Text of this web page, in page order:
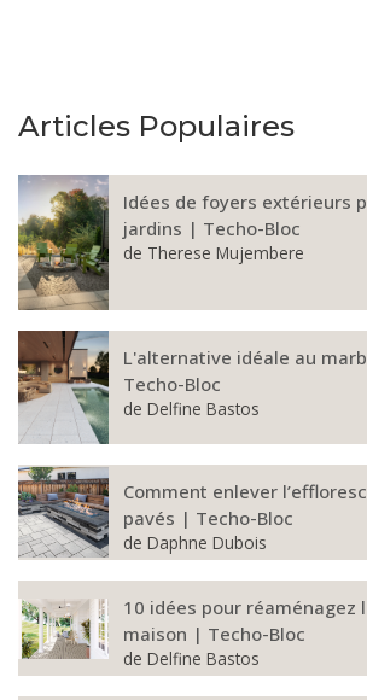
Articles Populaires
Idées de foyers extérieurs
jardins | Techo-Bloc
de Therese Mujembere
L'alternative idéale au
Techo-Bloc
de Delfine Bastos
Comment enlever
pavés | Techo-Bloc
de Daphne Dubois
10 idées pour réaménagez
maison | Techo-Bloc
de Delfine Bastos